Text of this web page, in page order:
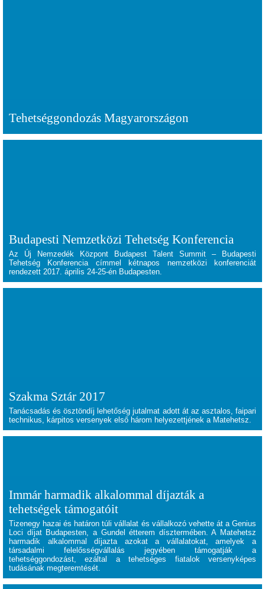
Tehetséggondozás Magyarországon
Budapesti Nemzetközi Tehetség Konferencia
Az Új Nemzedék Központ Budapest Talent Summit – Budapesti
Tehetség Konferencia címmel kétnapos nemzetközi konferenciát
rendezett 2017. április 24-25-én Budapesten.
Szakma Sztár 2017
Tanácsadás és ösztöndíj lehetőség jutalmat adott át az asztalos, faipari
technikus, kárpitos versenyek első három helyezettjének a Matehetsz.
Immár harmadik alkalommal díjazták a
tehetségek támogatóit
Tizenegy hazai és határon túli vállalat és vállalkozó vehette át a Genius
Loci díjat Budapesten, a Gundel étterem dísztermében. A Matehetsz
harmadik alkalommal díjazta azokat a vállalatokat, amelyek a
társadalmi felelősségvállalás jegyében támogatják a
tehetséggondozást, ezáltal a tehetséges fiatalok versenyképes
tudásának megteremtését.